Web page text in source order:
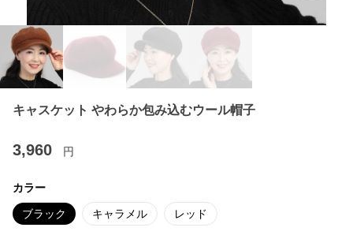
キャスケット やわらか包み込むウール帽子
3,960 円
カラー
ブラック キャラメル レッド